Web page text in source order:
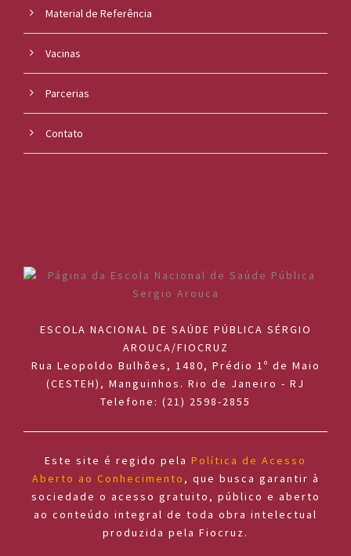
Material de Referência
Vacinas
Parcerias
Contato
ESCOLA NACIONAL DE SAÚDE PÚBLICA SÉRGIO
AROUCA/FIOCRUZ
Rua Leopoldo Bulhões, 1480, Prédio 1º de Maio
(CESTEH), Manguinhos. Rio de Janeiro - RJ
Telefone: (21) 2598-2855
Este site é regido pela Política de Acesso
Aberto ao Conhecimento , que busca garantir à
sociedade o acesso gratuito, público e aberto
ao conteúdo integral de toda obra intelectual
produzida pela Fiocruz.